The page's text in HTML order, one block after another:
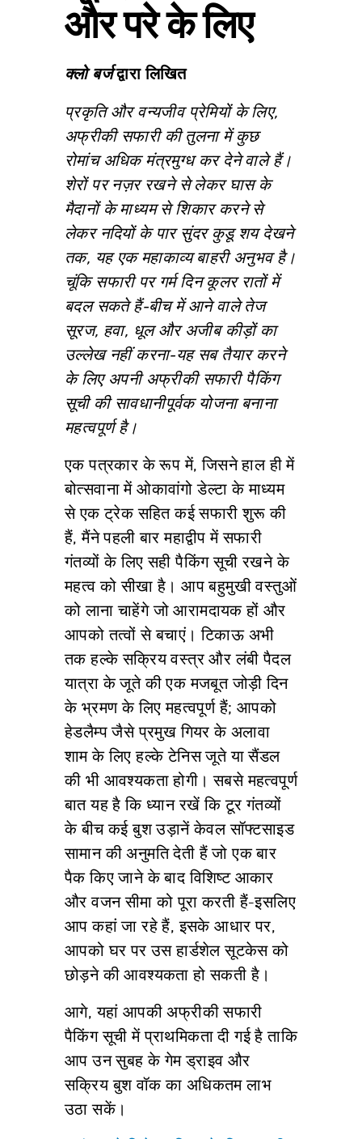
और परे के लिए
क्लो बर्जद्वारा लिखित
प्रकृति और वन्यजीव प्रेमियों के लिए,
अफ्रीकी सफारी की तुलना में कुछ
रोमांच अधिक मंत्रमुग्ध कर देने वाले हैं।
शेरों पर नज़र रखने से लेकर घास के
मैदानों के माध्यम से शिकार करने से
लेकर नदियों के पार सुंदर कुडू शय देखने
तक, यह एक महाकाव्य बाहरी अनुभव है।
चूंकि सफारी पर गर्म दिन कूलर रातों में
बदल सकते हैं-बीच में आने वाले तेज
सूरज, हवा, धूल और अजीब कीड़ों का
उल्लेख नहीं करना-यह सब तैयार करने
के लिए अपनी अफ्रीकी सफारी पैकिंग
सूची की सावधानीपूर्वक योजना बनाना
महत्वपूर्ण है।
एक पत्रकार के रूप में, जिसने हाल ही में
बोत्सवाना में ओकावांगो डेल्टा के माध्यम
से एक ट्रेक सहित कई सफारी शुरू की
हैं, मैंने पहली बार महाद्वीप में सफारी
गंतव्यों के लिए सही पैकिंग सूची रखने के
महत्व को सीखा है। आप बहुमुखी वस्तुओं
को लाना चाहेंगे जो आरामदायक हों और
आपको तत्वों से बचाएं। टिकाऊ अभी
तक हल्के सक्रिय वस्त्र और लंबी पैदल
यात्रा के जूते की एक मजबूत जोड़ी दिन
के भ्रमण के लिए महत्वपूर्ण हैं; आपको
हेडलैम्प जैसे प्रमुख गियर के अलावा
शाम के लिए हल्के टेनिस जूते या सैंडल
की भी आवश्यकता होगी। सबसे महत्वपूर्ण
बात यह है कि ध्यान रखें कि टूर गंतव्यों
के बीच कई बुश उड़ानें केवल सॉफ्टसाइड
सामान की अनुमति देती हैं जो एक बार
पैक किए जाने के बाद विशिष्ट आकार
और वजन सीमा को पूरा करती हैं-इसलिए
आप कहां जा रहे हैं, इसके आधार पर,
आपको घर पर उस हार्डशेल सूटकेस को
छोड़ने की आवश्यकता हो सकती है।
आगे, यहां आपकी अफ्रीकी सफारी
पैकिंग सूची में प्राथमिकता दी गई है ताकि
आप उन सुबह के गेम ड्राइव और
सक्रिय बुश वॉक का अधिकतम लाभ
उठा सकें।